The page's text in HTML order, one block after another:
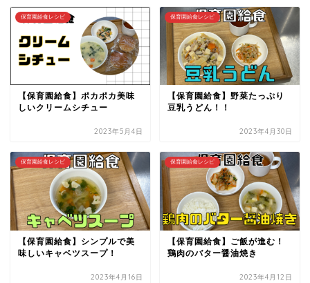
保育園給食レシピ
【保育園給食】ポカポカ美味
しいクリームシチュー
2023年5月4日
保育園給食レシピ
【保育園給食】野菜たっぷり
豆乳うどん！！
2023年4月30日
保育園給食レシピ
【保育園給食】シンプルで美
味しいキャベツスープ！
2023年4月16日
保育園給食レシピ
【保育園給食】ご飯が進む！
鶏肉のバター醤油焼き
2023年4月12日